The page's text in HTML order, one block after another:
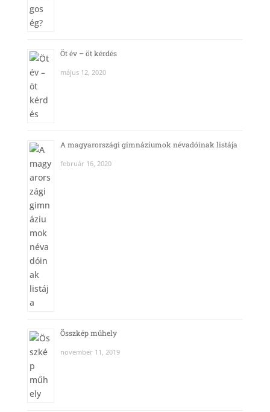
Öt év – öt kérdés
május 12, 2020
A magyarországi gimnáziumok névadóinak listája
február 16, 2020
Összkép műhely
november 11, 2019